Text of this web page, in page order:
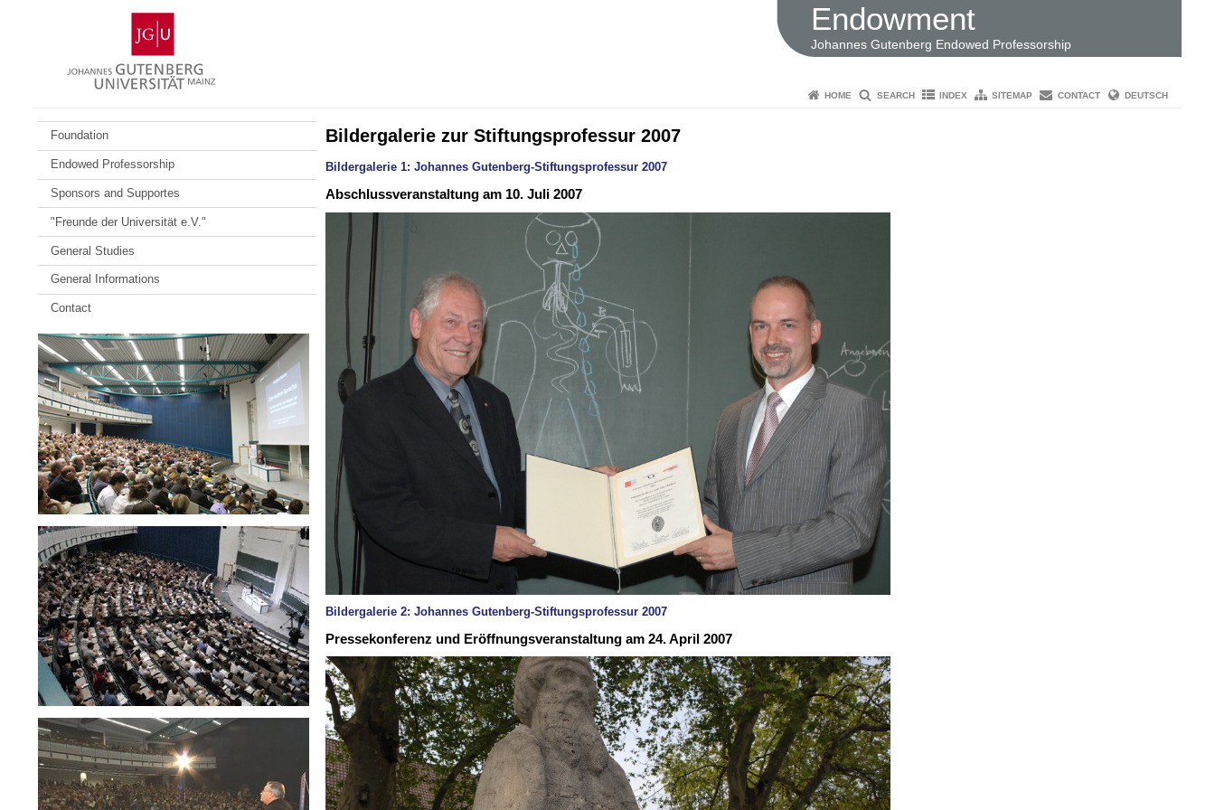
Gutenberg
University
Mainz
Endowment
Johannes Gutenberg Endowed Professorship
HOME SEARCH INDEX SITEMAP CONTACT DEUTSCH
Foundation
Endowed Professorship
Sponsors and Supportes
"Freunde der Universität e.V."
General Studies
General Informations
Contact
Bildergalerie zur Stiftungsprofessur 2007
Bildergalerie 1: Johannes Gutenberg-Stiftungsprofessur 2007
Abschlussveranstaltung am 10. Juli 2007
Bildergalerie 2: Johannes Gutenberg-Stiftungsprofessur 2007
Pressekonferenz und Eröffnungsveranstaltung am 24. April 2007